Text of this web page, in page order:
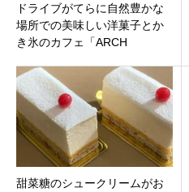
ドライブがてらに自然豊かな
場所での美味しい洋菓子とか
き氷のカフェ「ARCH
蓮寺
甜菜糖のシュークリームがお